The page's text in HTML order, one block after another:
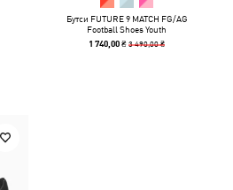
Бутси FUTURE 9 MATCH FG/AG
Football Shoes Youth
1 740,00 ₴3 490,00 ₴